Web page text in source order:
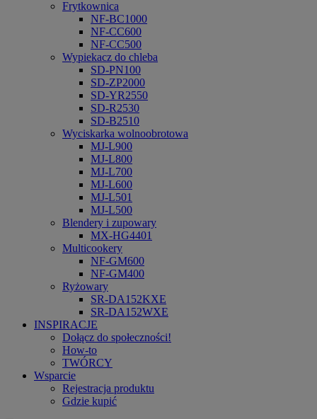
Frytkownica
NF-BC1000
NF-CC600
NF-CC500
Wypiekacz do chleba
SD-PN100
SD-ZP2000
SD-YR2550
SD-R2530
SD-B2510
Wyciskarka wolnoobrotowa
MJ-L900
MJ-L800
MJ-L700
MJ-L600
MJ-L501
MJ-L500
Blendery i zupowary
MX-HG4401
Multicookery
NF-GM600
NF-GM400
Ryżowary
SR-DA152KXE
SR-DA152WXE
INSPIRACJE
Dołącz do społeczności!
How-to
TWÓRCY
Wsparcie
Rejestracja produktu
Gdzie kupić